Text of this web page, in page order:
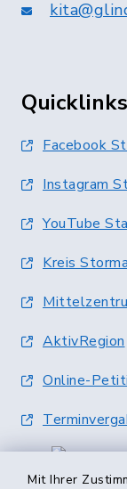
Mit Ihrer
Quicklinks
Facebook
Instagram
YouTube
Kreis
AktivRegion
Online-